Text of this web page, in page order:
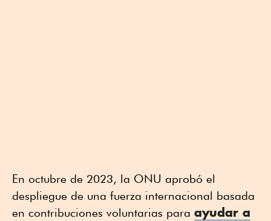
En octubre de 2023, la ONU aprobó el
despliegue de una fuerza internacional basada
en contribuciones voluntarias para ayudar a